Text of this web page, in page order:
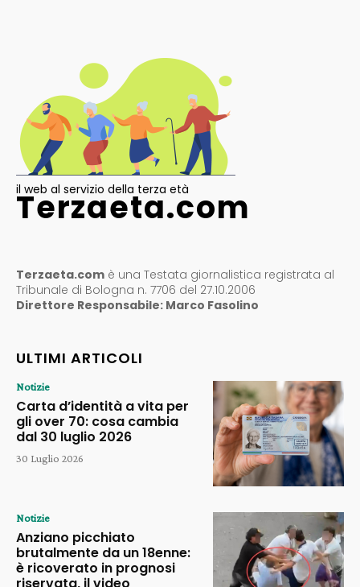
il web al servizio della terza età
Terzaeta.com
Terzaeta.com è una Testata giornalistica registrata al
Tribunale di Bologna n. 7706 del 27.10.2006
Direttore Responsabile: Marco Fasolino
ULTIMI ARTICOLI
Notizie
Carta d’identità a vita per
gli over 70: cosa cambia
dal 30 luglio 2026
30 Luglio 2026
Notizie
Anziano picchiato
brutalmente da un 18enne:
è ricoverato in prognosi